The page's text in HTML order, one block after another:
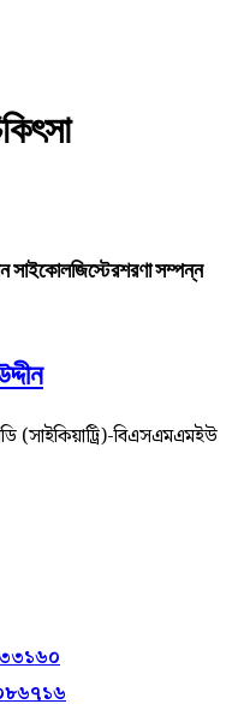
সাইকোলজিস্টেরশরণা সম্পন্ন
(সাইকিয়াট্রি)-বিএসএমএমইউ